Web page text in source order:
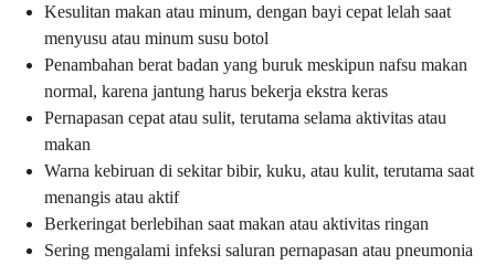
Kesulitan makan atau minum, dengan bayi cepat lelah saat
menyusu atau minum susu botol
Penambahan berat badan yang buruk meskipun nafsu makan
normal, karena jantung harus bekerja ekstra keras
Pernapasan cepat atau sulit, terutama selama aktivitas atau
makan
Warna kebiruan di sekitar bibir, kuku, atau kulit, terutama saat
menangis atau aktif
Berkeringat berlebihan saat makan atau aktivitas ringan
Sering mengalami infeksi saluran pernapasan atau pneumonia